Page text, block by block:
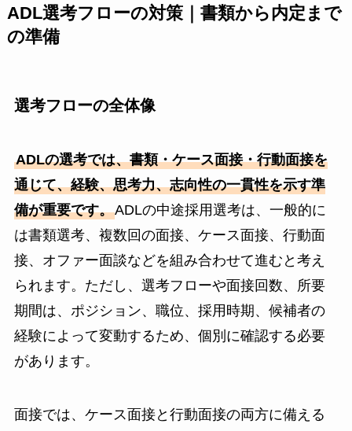
ADL選考フローの対策｜書類から内定まで
の準備
選考フローの全体像
ADLの選考では、書類・ケース面接・行動面接を
通じて、経験、思考力、志向性の一貫性を示す準
備が重要です。ADLの中途採用選考は、一般的に
は書類選考、複数回の面接、ケース面接、行動面
接、オファー面談などを組み合わせて進むと考え
られます。ただし、選考フローや面接回数、所要
期間は、ポジション、職位、採用時期、候補者の
経験によって変動するため、個別に確認する必要
があります。
面接では、ケース面接と行動面接の両方に備える